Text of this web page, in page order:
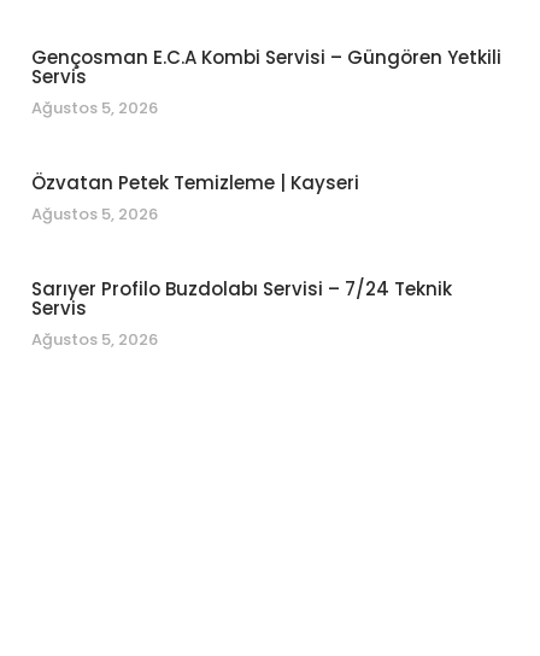
Gençosman E.C.A Kombi Servisi – Güngören Yetkili
Servis
Ağustos 5, 2026
Özvatan Petek Temizleme | Kayseri
Ağustos 5, 2026
Sarıyer Profilo Buzdolabı Servisi – 7/24 Teknik
Servis
Ağustos 5, 2026